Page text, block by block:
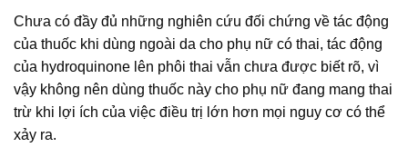
Chưa có đầy đủ những nghiên cứu đối chứng về tác động
của thuốc khi dùng ngoài da cho phụ nữ có thai, tác động
của hydroquinone lên phôi thai vẫn chưa được biết rõ, vì
vậy không nên dùng thuốc này cho phụ nữ đang mang thai
trừ khi lợi ích của việc điều trị lớn hơn mọi nguy cơ có thể
xảy ra.